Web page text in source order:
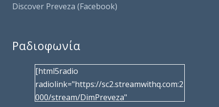
Discover Preveza (Facebook)
Ραδιοφωνία
[html5radio
radiolink="https://sc2.streamwithq.com:2
000/stream/DimPreveza"